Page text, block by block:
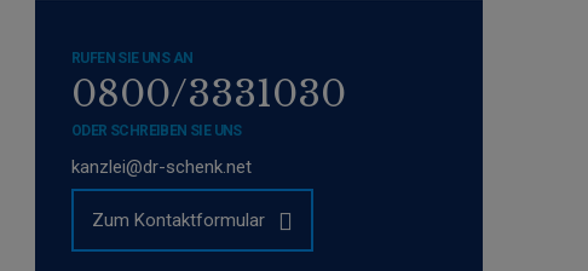
RUFEN SIE UNS AN
0800/3331030
ODER SCHREIBEN SIE UNS
kanzlei@dr-schenk.net
Zum Kontaktformular